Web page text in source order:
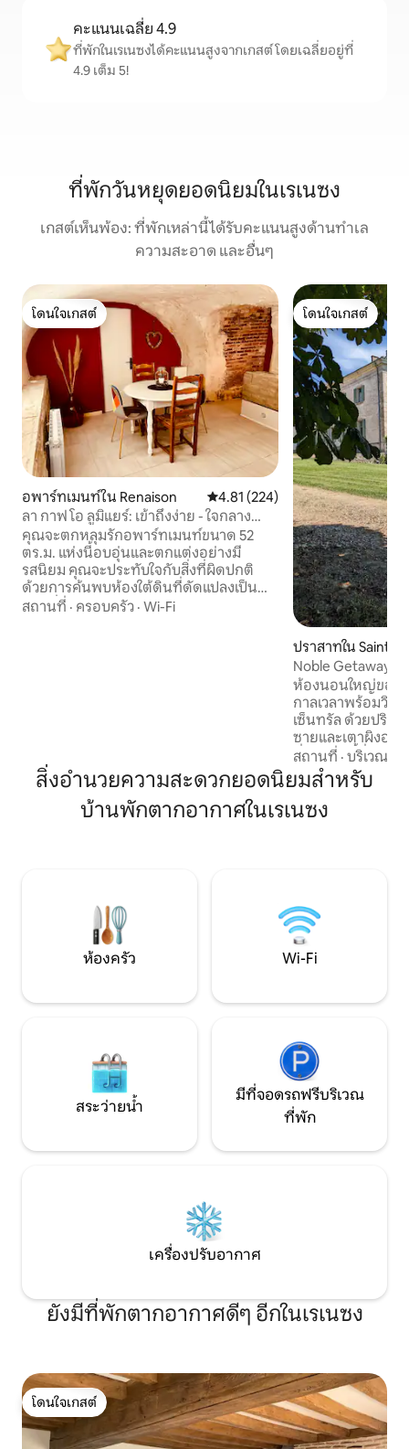
คะแนนเฉลี่ย 4.9
ที่พักในเรเนซงได้คะแนนสูงจากเกสต์ โดยเฉลี่ยอยู่ที่
4.9 เต็ม 5!
ที่พักวันหยุดยอดนิยมในเรเนซง
เกสต์เห็นพ้อง: ที่พักเหล่านี้ได้รับคะแนนสูงด้านทำเล
ความสะอาด และอื่นๆ
โดนใจเกสต์
โดนใจเกสต์
อพาร์ทเมนท์ใน Renaison คะแนนเฉลี่ย 4.81 จาก 5, 224 รีวิว
4.81 (224)
ลา กาฟ โอ ลูมิแยร์: เข้าถึงง่าย - ใจกลาง
เมือง - Wi-Fi
คุณจะตกหลุมรักอพาร์ทเมนท์ขนาด 52
ตร.ม. แห่งนี้อบอุ่นและตกแต่งอย่างมี
รสนิยม คุณจะประทับใจกับสิ่งที่ผิดปกติ
ด้วยการค้นพบห้องใต้ดินที่ดัดแปลงเป็น
ห้องนั่งเล่น Wi-Fi จะช่วยให้คุณเข้าถึงเว็บ
สถานที่ · ครอบครัว · Wi-Fi
โดนใจเกสต์
โดนใจเกสต์
ปราสาทใน Saint-
valet
Noble Getaway
ลียง 1 ชม.
ห้องนอนใหญ่ของเ
กาลเวลาพร้อมวิว
เซ็นทรัล ด้วยปริม
ซายและเตาผิงอนุ
ที่พักแห่งนี้ซึ่งเป็น
ตั้งแต่ปี 1781 ด้วย
ให้คุณใช้งาน และส
30 พฤษภาคม) แล
สถานที่ ·บริเวณใก
สิ่งอำนวยความสะดวกยอดนิยมสำหรับ
บ้านพักตากอากาศในเรเนซง
ห้องครัว Wi-Fi
สระว่ายน้ำ
มีที่จอดรถฟรีบริเวณ
ที่พัก
เครื่องปรับอากาศ
ยังมีที่พักตากอากาศดีๆ อีกในเรเนซง
โดนใจเกสต์
โดนใจเกสต์